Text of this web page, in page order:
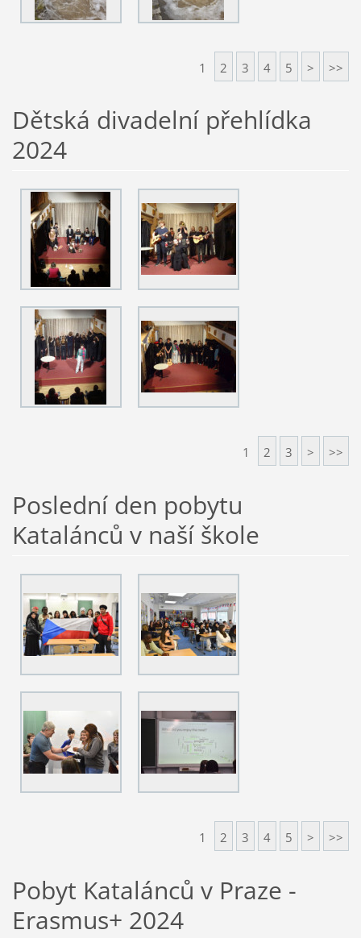
1 2 3 4 5 > >>
Dětská divadelní přehlídka
2024
1 2 3 > >>
Poslední den pobytu
Katalánců v naší škole
1 2 3 4 5 > >>
Pobyt Katalánců v Praze -
Erasmus+ 2024